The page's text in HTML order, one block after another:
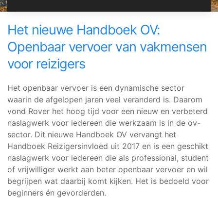
Het nieuwe Handboek OV:
Openbaar vervoer van vakmensen
voor reizigers
Het openbaar vervoer is een dynamische sector
waarin de afgelopen jaren veel veranderd is. Daarom
vond Rover het hoog tijd voor een nieuw en verbeterd
naslagwerk voor iedereen die werkzaam is in de ov-
sector. Dit nieuwe Handboek OV vervangt het
Handboek Reizigersinvloed uit 2017 en is een geschikt
naslagwerk voor iedereen die als professional, student
of vrijwilliger werkt aan beter openbaar vervoer en wil
begrijpen wat daarbij komt kijken. Het is bedoeld voor
beginners én gevorderden.